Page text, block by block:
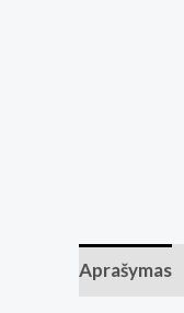
Aprašymas